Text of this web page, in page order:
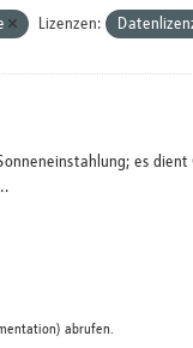
Lizenzen:
es
) abrufen.